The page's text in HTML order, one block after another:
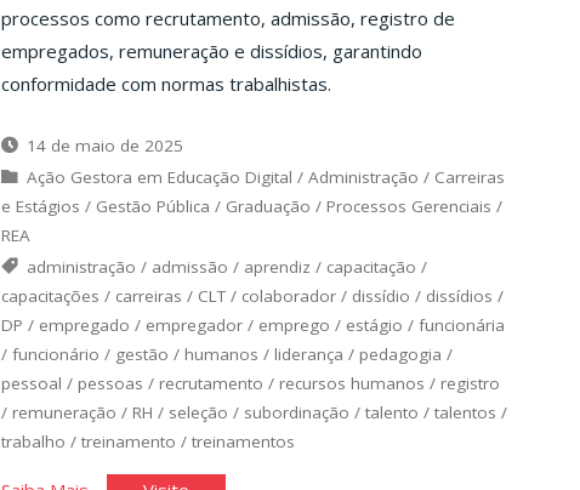
processos como recrutamento, admissão, registro de
empregados, remuneração e dissídios, garantindo
conformidade com normas trabalhistas.
14 de maio de 2025
Ação Gestora em Educação Digital /Administração / Carreiras
e Estágios / Gestão Pública / Graduação / Processos Gerenciais /
REA
administração / admissão / aprendiz / capacitação /
capacitações / carreiras / CLT/ colaborador/ dissídio / dissídios /
DP / empregado / empregador/ emprego / estágio / funcionária
/ funcionário / gestão / humanos / liderança / pedagogia /
pessoal / pessoas / recrutamento / recursos humanos / registro
/ remuneração / RH / seleção / subordinação / talento / talentos /
trabalho / treinamento / treinamentos